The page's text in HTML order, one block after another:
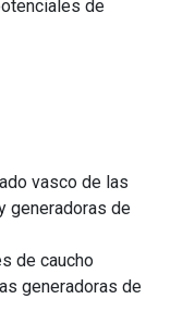
de
vasco de las
generadoras de
de caucho
generadoras de